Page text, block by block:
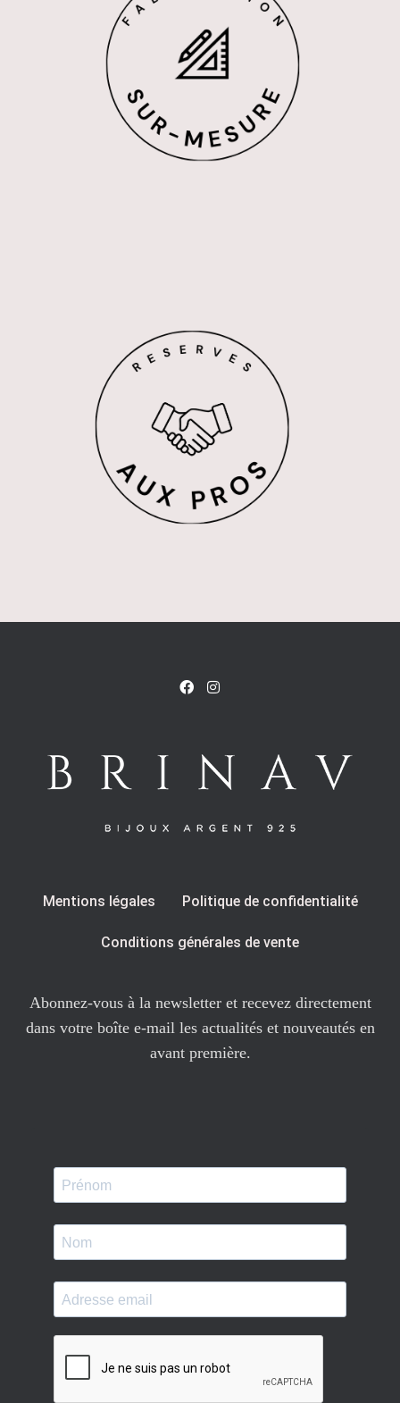
Mentions légales Politique de confidentialité
Conditions générales de vente
Abonnez-vous à la newsletter et recevez directement
dans votre boîte e-mail les actualités et nouveautés en
avant première.